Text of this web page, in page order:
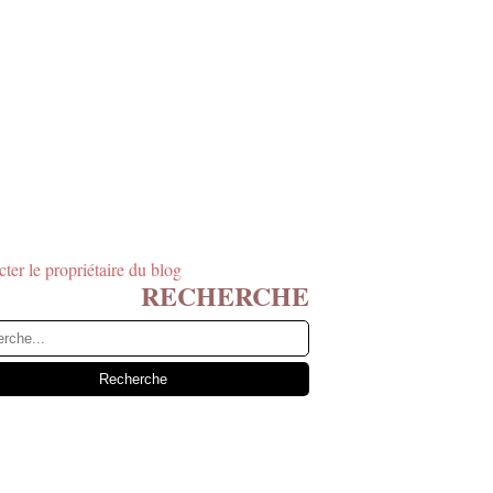
le propriétaire du blog
RECHERCHE